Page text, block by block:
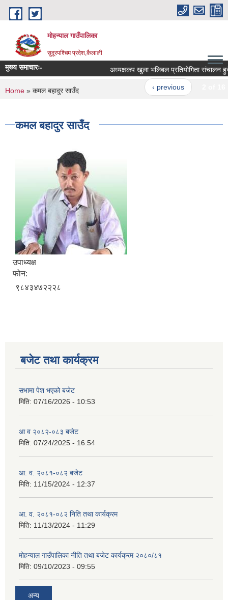
Skip to main content
मोहन्याल गाउँपालिका
सुदूरपश्चिम प्रदेश,कैलाली
मुख्य समाचारः- अध्यक्षकप खुला भलिबल प्रतियोगिता संचालन
‹ previous
You are here
Home » कमल बहादुर साउँद
कमल बहादुर साउँद
उपाध्यक्ष
फोन:
९८४३४७२२२८
बजेट तथा कार्यक्रम
सभामा पेश भएको बजेट
मिति: 07/16/2026 - 10:53
आ व २०८२-०८३ बजेट
मिति: 07/24/2025 - 16:54
आ. व. २०८१-०८२ बजेट
मिति: 11/15/2024 - 12:37
आ. व. २०८१-०८२ निति तथा कार्यक्रम
मिति: 11/13/2024 - 11:29
मोहन्याल गाउँपालिका नीति तथा बजेट कार्यक्रम २०८०/८१
मिति: 09/10/2023 - 09:55
अन्य